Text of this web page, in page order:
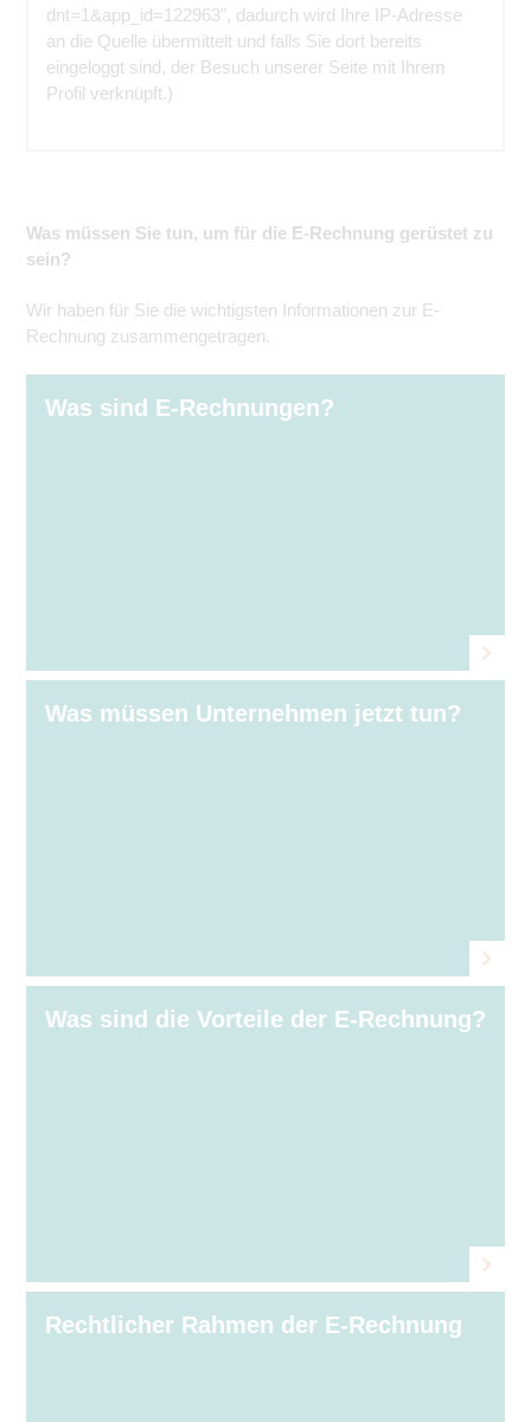
dnt=1&app_id=122963", dadurch wird Ihre IP-Adresse
an die Quelle übermittelt und falls Sie dort bereits
eingeloggt sind, der Besuch unserer Seite mit Ihrem
Profil verknüpft.)
Was müssen Sie tun, um für die E-Rechnung gerüstet zu
sein?
Wir haben für Sie die wichtigsten Informationen zur E-
Rechnung zusammengetragen.
Was sind E⁠‑⁠Rechnungen?
Was müssen Unternehmen jetzt tun?
Was sind die Vorteile der E⁠‑⁠Rechnung?
Rechtlicher Rahmen der E⁠‑⁠Rechnung